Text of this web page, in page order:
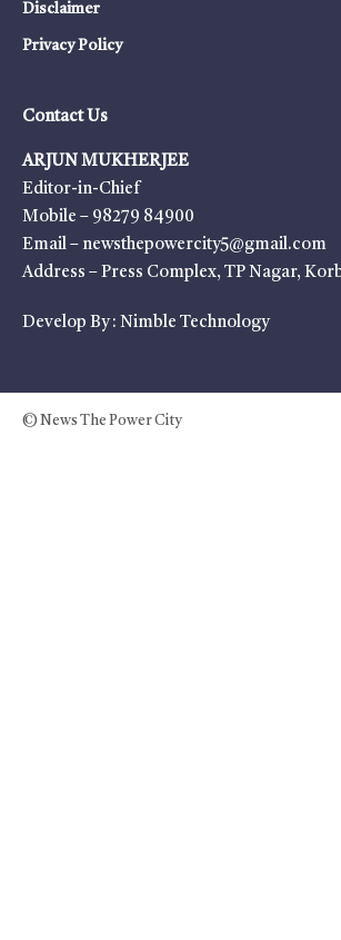
Disclaimer
Privacy Policy
Contact Us
ARJUN MUKHERJEE
Editor-in-Chief
Mobile – 98279 84900
Email – newsthepowercity5@gmail.com
Address – Press Complex, TP Nagar,
Develop By : Nimble Technology
© News The Power City